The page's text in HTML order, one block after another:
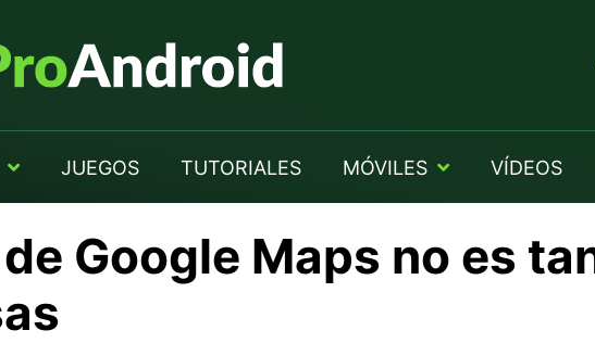
JUEGOS TUTORIALES MÓVILES VÍDEOS
Google Maps no es